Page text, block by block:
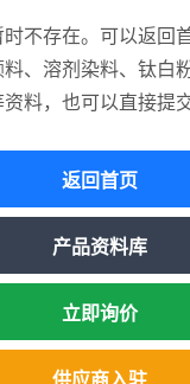
不存在。可以返回
、溶剂染料、钛白
料，也可以直接提
返回首页
产品资料库
立即询价
供应商入驻